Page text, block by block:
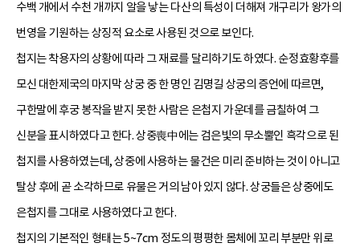
수백 개에서 수천 개까지 알을 낳는 다산의 특성이 더해져 개구리가 왕가의
번영을 기원하는 상징적 요소로 사용된 것으로 보인다.
첩지는 착용자의 상황에 따라 그 재료를 달리하기도 하였다. 순정효황후를
모신 대한제국의 마지막 상궁 중 한 명인 김명길 상궁의 증언에 따르면,
구한말에 후궁 봉작을 받지 못한 사람은 은첩지 가운데를 금칠하여 그
신분을 표시하였다고 한다. 상중喪中에는 검은빛의 무소뿔인 흑각으로 된
첩지를 사용하였는데, 상중에 사용하는 물건은 미리 준비하는 것이 아니고
탈상 후에 곧 소각하므로 유물은 거의 남아 있지 않다. 상궁들은 상중에도
은첩지를 그대로 사용하였다고 한다.
첩지의 기본적인 형태는 5~7cm 정도의 평평한 몸체에 꼬리 부분만 위로